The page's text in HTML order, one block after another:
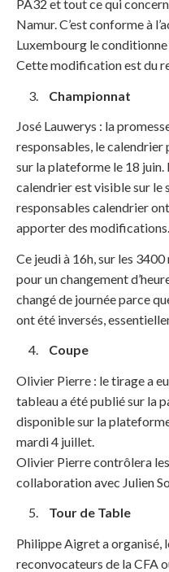
PA32 et tout ce qui
Namur. C’est conforme à
Luxembourg le
Cette modification est du
Championnat
José Lauwerys : la
responsables, le calendrier
sur la plateforme le 18
calendrier est visible sur le
responsables calendrier ont
apporter des modifications.
Ce jeudi à 16h, sur les
pour un changement
changé de journée parce
ont été inversés,
Coupe
Olivier Pierre : le tirage a
tableau a été publié sur la
disponible sur la
mardi 4 juillet.
Olivier Pierre contrôlera
collaboration avec Julien
Tour de Table
Philippe Aigret a organisé,
reconvocateurs de la CFA